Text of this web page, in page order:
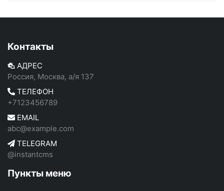
Контакты
АДРЕС
Россия, Москва, а/я 137
ТЕЛЕФОН
+7123456789
EMAIL
abc@example.com
TELEGRAM
@instantcms
Пункты меню